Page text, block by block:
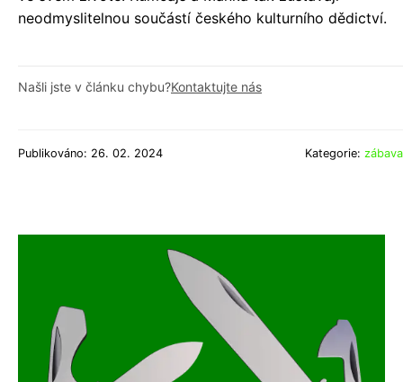
neodmyslitelnou součástí českého kulturního dědictví.
Našli jste v článku chybu?Kontaktujte nás
Publikováno: 26. 02. 2024 Kategorie: zábava